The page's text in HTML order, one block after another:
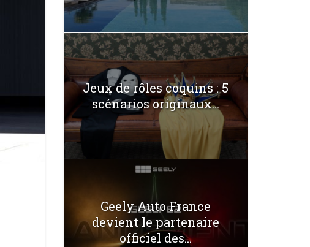
Jeux de rôles coquins : 5
scénarios originaux...
Geely Auto France
devient le partenaire
officiel des...